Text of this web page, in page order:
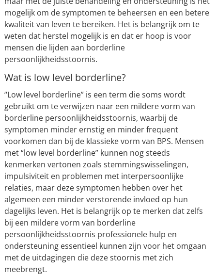
mogelijk om de symptomen te beheersen en een betere
kwaliteit van leven te bereiken. Het is belangrijk om te
weten dat herstel mogelijk is en dat er hoop is voor
mensen die lijden aan borderline
persoonlijkheidsstoornis.
Wat is low level borderline?
“Low level borderline” is een term die soms wordt
gebruikt om te verwijzen naar een mildere vorm van
borderline persoonlijkheidsstoornis, waarbij de
symptomen minder ernstig en minder frequent
voorkomen dan bij de klassieke vorm van BPS. Mensen
met “low level borderline” kunnen nog steeds
kenmerken vertonen zoals stemmingswisselingen,
impulsiviteit en problemen met interpersoonlijke
relaties, maar deze symptomen hebben over het
algemeen een minder verstorende invloed op hun
dagelijks leven. Het is belangrijk op te merken dat zelfs
bij een mildere vorm van borderline
persoonlijkheidsstoornis professionele hulp en
ondersteuning essentieel kunnen zijn voor het omgaan
met de uitdagingen die deze stoornis met zich
meebrengt.